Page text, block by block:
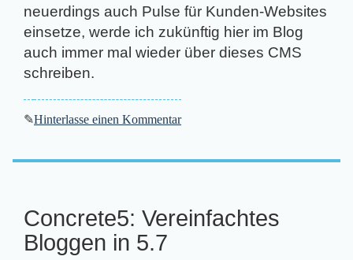
neuerdings auch Pulse für Kunden-Websites
einsetze, werde ich zukünftig hier im Blog
auch immer mal wieder über dieses CMS
schreiben.
✎Hinterlasse einen Kommentar
Concrete5: Vereinfachtes
Bloggen in 5.7